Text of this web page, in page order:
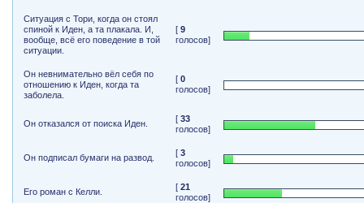
Ситуация с Тори, когда он стоял
спиной к Иден, а та плакала. И,
вообще, всё его поведение в той
ситуации.
[9
голосов]
Он невнимательно вёл себя по
отношению к Иден, когда та
заболела.
[0
голосов]
Он отказался от поиска Иден. [33
голосов]
Он подписал бумаги на развод. [3
голосов]
Его роман с Келли. [21
голосов]